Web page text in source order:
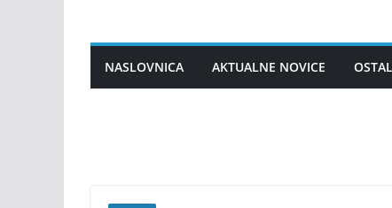
contentNASLOVNICA AKTUALNE NOVICE